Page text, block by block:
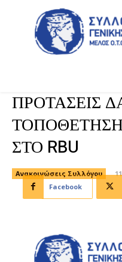
ΠΡΟΤΑΣΕΙΣ
ΣΤΟ RBU
Ανακοινώσεις Συλλόγου
Facebook